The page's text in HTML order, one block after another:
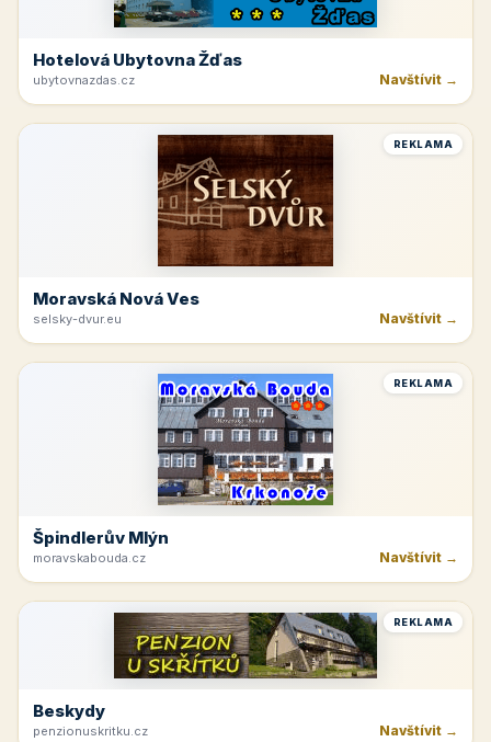
Hotelová Ubytovna Žďas
ubytovnazdas.cz Navštívit →
REKLAMA
Moravská Nová Ves
selsky-dvur.eu Navštívit →
REKLAMA
Špindlerův Mlýn
moravskabouda.cz Navštívit →
REKLAMA
Beskydy
penzionuskritku.cz Navštívit →